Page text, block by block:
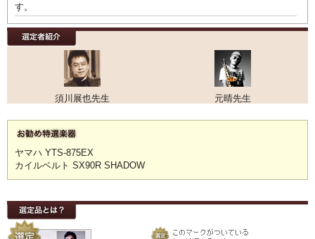
す。
須川展也先生 元晴先生
ヤマハ YTS-875EX
カイルベルト SX90R SHADOW